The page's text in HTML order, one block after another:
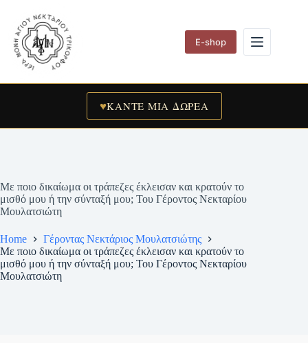
content
E-shop
♥ΚΑΝΤΕ ΜΙΑ ΔΩΡΕΑ
Με ποιο δικαίωμα οι τράπεζες έκλεισαν και κρατούν το
μισθό μου ή την σύνταξή μου; Του Γέροντος Νεκταρίου
Μουλατσιώτη
Home
Γέροντας Νεκτάριος Μουλατσιώτης
Με ποιο δικαίωμα οι τράπεζες έκλεισαν και κρατούν το
μισθό μου ή την σύνταξή μου; Του Γέροντος Νεκταρίου
Μουλατσιώτη